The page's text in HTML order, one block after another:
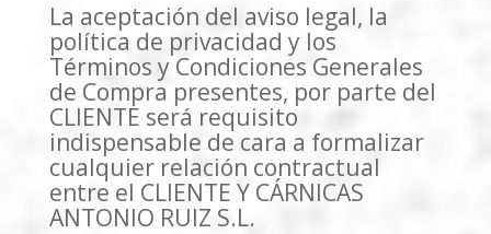
La aceptación del aviso legal, la
política de privacidad y los
Términos y Condiciones Generales
de Compra presentes, por parte del
CLIENTE será requisito
indispensable de cara a formalizar
cualquier relación contractual
entre el CLIENTE Y CÁRNICAS
ANTONIO RUIZ S.L.